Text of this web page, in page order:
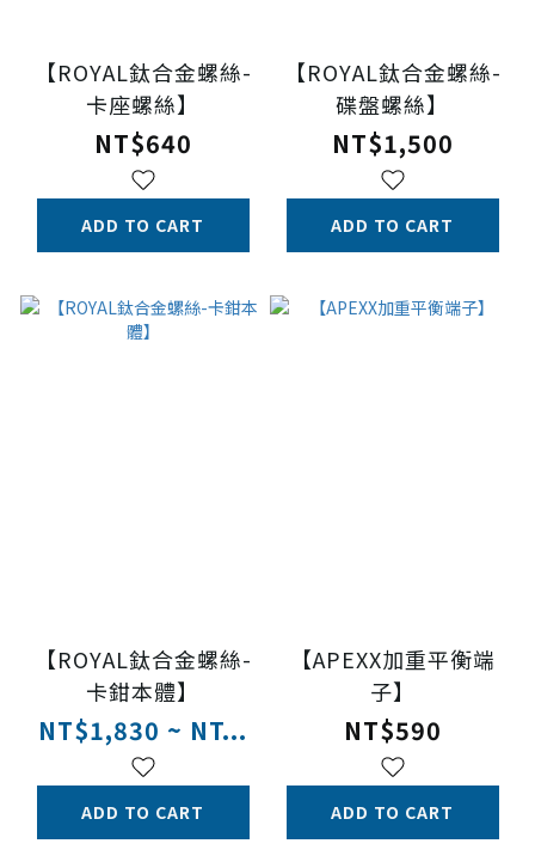
【ROYAL鈦合金螺絲-
卡座螺絲】
NT$640
ADD TO CART
【ROYAL鈦合金螺絲-
碟盤螺絲】
NT$1,500
ADD TO CART
【ROYAL鈦合金螺絲-
卡鉗本體】
NT$1,830 ~ NT...
ADD TO CART
【APEXX加重平衡端
子】
NT$590
ADD TO CART